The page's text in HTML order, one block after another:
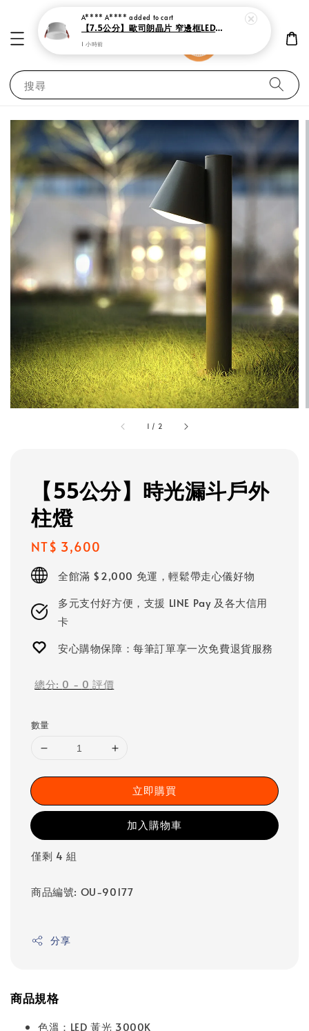
搜尋
1 / 2
【55公分】時光漏斗戶外
柱燈
Regular
price
NT$ 3,600
全館滿 $2,000 免運，輕鬆帶走心儀好物
多元支付好方便，支援 LINE Pay 及各大信用
卡
安心購物保障：每筆訂單享一次免費退貨服務
總分: 0 - 0 評價
數量
立即購買
加入購物車
僅剩 4 組
商品編號: OU-90177
分享
商品規格
色溫：LED 黃光 3000K
A**** A**** added to cart
【7.5公分】歐司朗晶片 窄邊框LED防眩崁燈 7瓦
1 小時前